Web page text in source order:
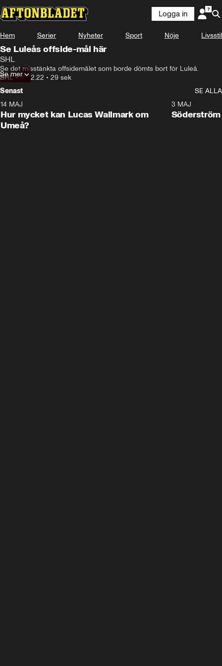
Logga in
Hem Serier Nyheter Sport Nöje Livsstil
Se Luleås offside-mål här
SHL
Se det misstänkta offsidemålet som borde dömts bort för Luleå.
SHL•20.12.22 • 29 sek
Se mer
Senast
SE ALLA
Plus
14 MAJ
Hur mycket kan Lucas Wallmark om
Umeå?
3 MAJ